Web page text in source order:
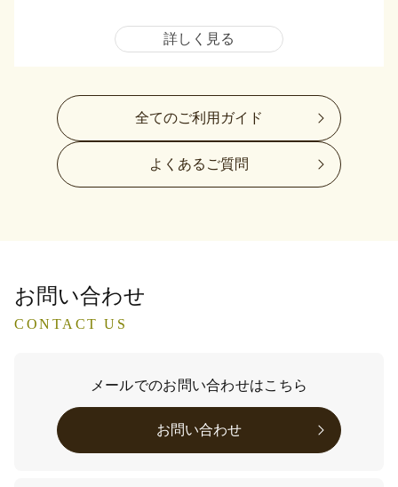
詳しく見る
全てのご利用ガイド
よくあるご質問
お問い合わせ
CONTACT US
メールでのお問い合わせはこちら
お問い合わせ